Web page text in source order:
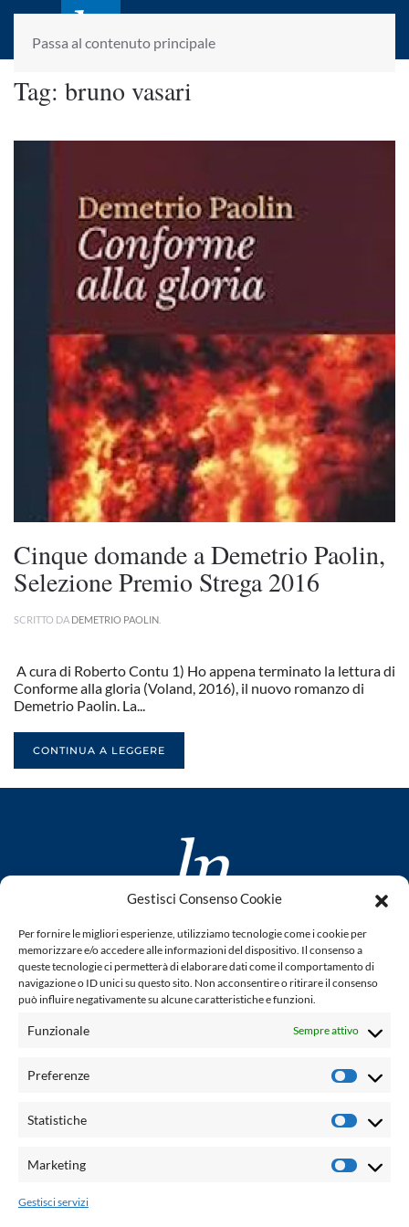
Gestisci Consenso Cookie
Per fornire le migliori esperienze, utilizziamo tecnologie come i cookie per
memorizzare e/o accedere alle informazioni del dispositivo. Il consenso a
queste tecnologie ci permetterà di elaborare dati come il comportamento di
navigazione o ID unici su questo sito. Non acconsentire o ritirare il consenso
può influire negativamente su alcune caratteristiche e funzioni.
Funzionale Sempre attivo
Preferenze
Statistiche
Marketing
Gestisci servizi
Passa al contenuto principale
laletteraturaenoi.it
fondato da Romano Luperini
Tag: bruno vasari
Cinque domande a Demetrio Paolin,
Selezione Premio Strega 2016
SCRITTO DA DEMETRIO PAOLIN
A cura di Roberto Contu 1) Ho appena terminato la lettura di
Conforme alla gloria (Voland, 2016), il nuovo romanzo di
Demetrio Paolin. La...
CONTINUA A LEGGERE
www.laletteraturaenoi.it
fondato da Romano Luperini
Questo blog non rappresenta una testata giornalistica in
quanto viene aggiornato senza alcuna periodicità. Non può
legge n° 62 del 7.03.2001. L'autore non è responsabile per
email: